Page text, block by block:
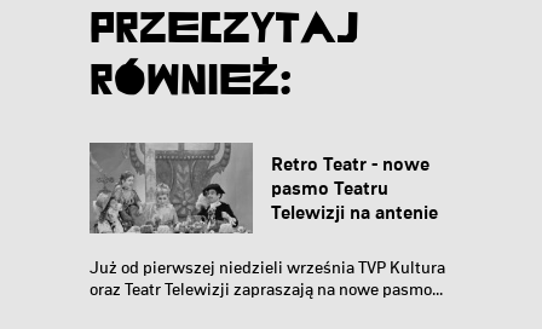
Przeczytaj
Również:
Retro Teatr - nowe
pasmo Teatru
Telewizji na antenie
Już od pierwszej niedzieli września TVP Kultura
oraz Teatr Telewizji zapraszają na nowe pasmo...